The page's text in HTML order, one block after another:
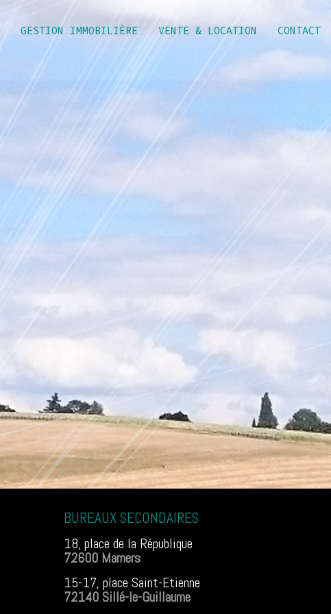
GESTION IMMOBILIÈRE VENTE & LOCATION CONTACT
BUREAUX SECONDAIRES
18, place de la République
72600 Mamers
15-17, place Saint-Etienne
72140 Sillé-le-Guillaume